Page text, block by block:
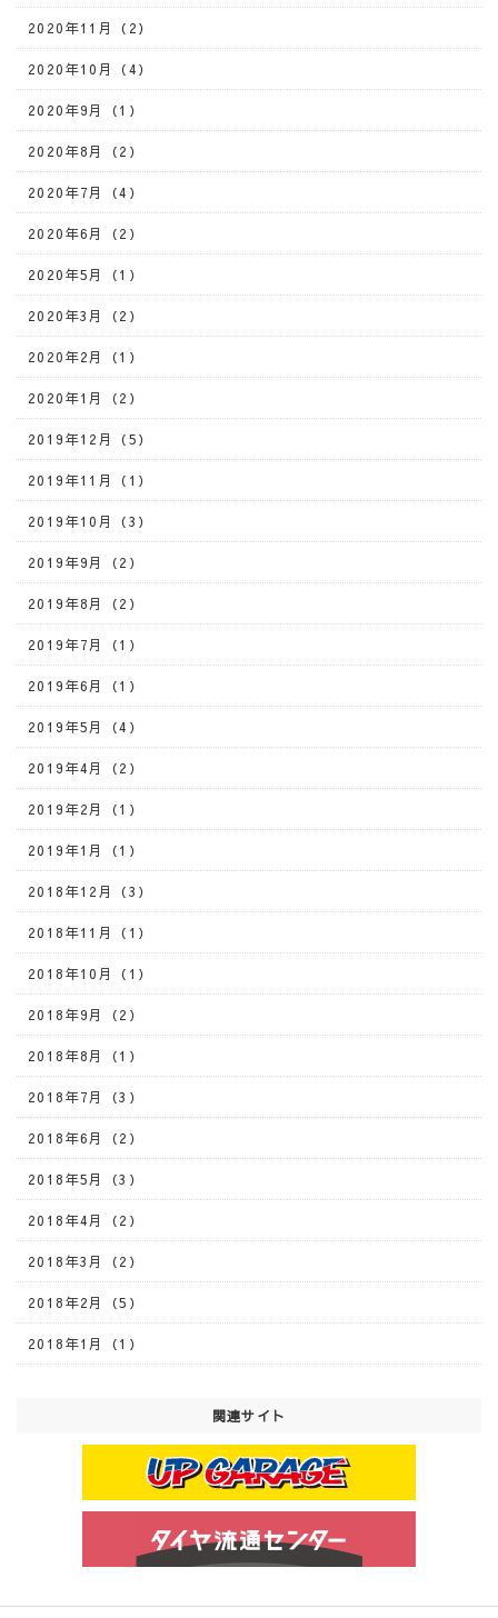
2020年11月（2）
2020年10月（4）
2020年9月（1）
2020年8月（2）
2020年7月（4）
2020年6月（2）
2020年5月（1）
2020年3月（2）
2020年2月（1）
2020年1月（2）
2019年12月（5）
2019年11月（1）
2019年10月（3）
2019年9月（2）
2019年8月（2）
2019年7月（1）
2019年6月（1）
2019年5月（4）
2019年4月（2）
2019年2月（1）
2019年1月（1）
2018年12月（3）
2018年11月（1）
2018年10月（1）
2018年9月（2）
2018年8月（1）
2018年7月（3）
2018年6月（2）
2018年5月（3）
2018年4月（2）
2018年3月（2）
2018年2月（5）
2018年1月（1）
関連サイト